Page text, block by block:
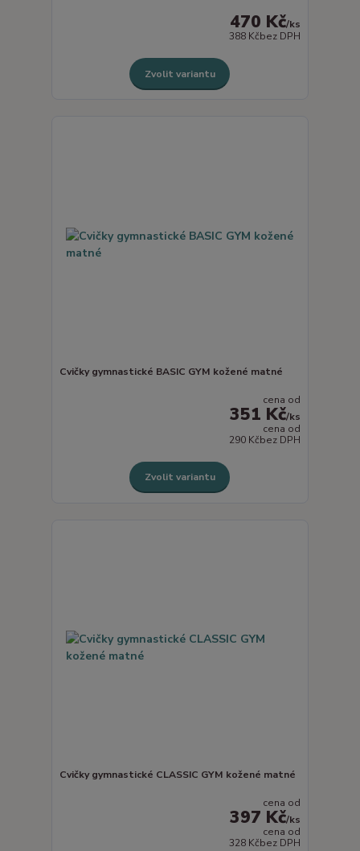
470 Kč/ks
388 Kčbez DPH
Zvolit variantu
Cvičky gymnastické BASIC GYM kožené matné
cena od
351 Kč/ks
cena od
290 Kčbez DPH
Zvolit variantu
Cvičky gymnastické CLASSIC GYM kožené matné
cena od
397 Kč/ks
cena od
328 Kčbez DPH